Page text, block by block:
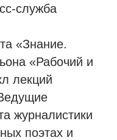
служба
«Знание.
«Рабочий и
лекций
журналистики
поэтах и